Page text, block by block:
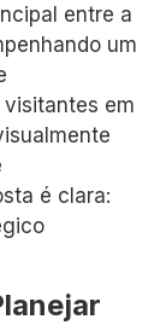
entre a
um
em
é clara: